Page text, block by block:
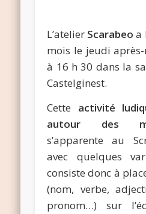
L’atelier Scarabeo a
mois le jeudi
à 16 h 30 dans la
Castelginest.
Cette activité
autour des
s’apparente au
avec quelques
consiste donc à
(nom, verbe,
pronom…) sur